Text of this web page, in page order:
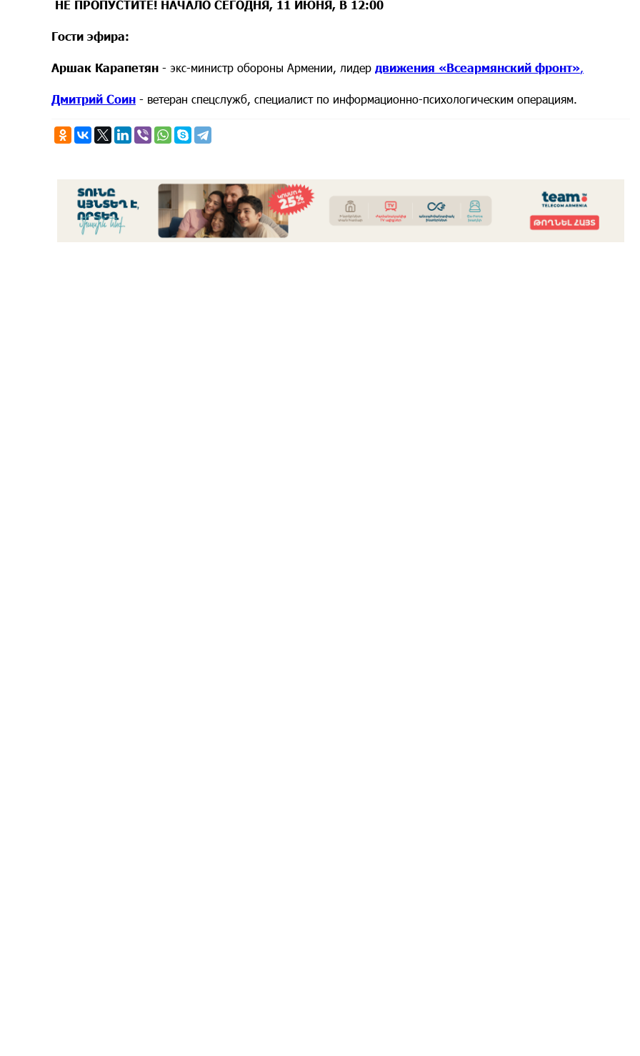
НЕ ПРОПУСТИТЕ! НАЧАЛО СЕГОДНЯ, 11 ИЮНЯ, В 12:00
Гости эфира:
Аршак Карапетян - экс-министр обороны Армении, лидер движения «Всеармянский фронт»
Дмитрий Соин - ветеран спецслужб, специалист по информационно-психологическим операциям.